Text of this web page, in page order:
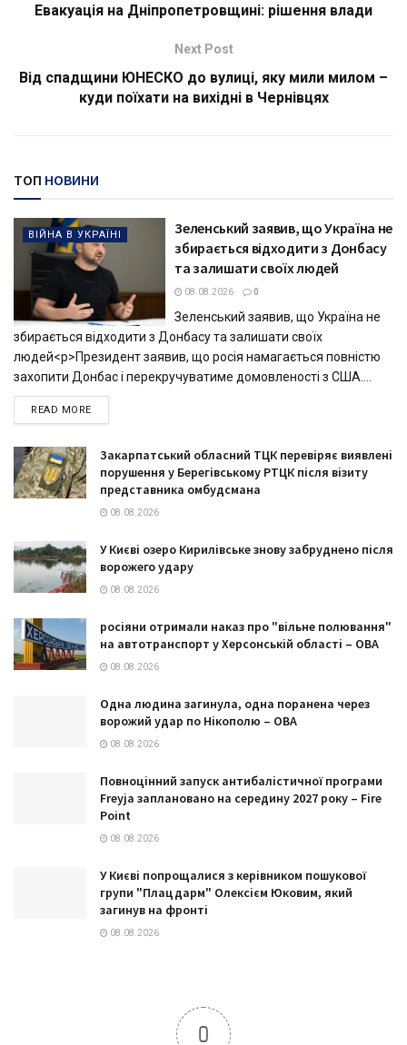
Евакуація на Дніпропетровщині: рішення влади
Next Post
Від спадщини ЮНЕСКО до вулиці, яку мили милом –
куди поїхати на вихідні в Чернівцях
ТОП НОВИНИ
ВІЙНА В УКРАЇНІ
Зеленський заявив, що Україна не
збирається відходити з Донбасу
та залишати своїх людей
08.08.2026 0
Зеленський заявив, що Україна не
збирається відходити з Донбасу та залишати своїх
людей<p>Президент заявив, що росія намагається повністю
захопити Донбас і перекручуватиме домовленості з США....
READ MOREDETAILS
Закарпатський обласний ТЦК перевіряє виявлені
порушення у Берегівському РТЦК після візиту
представника омбудсмана
08.08.2026
У Києві озеро Кирилівське знову забруднено після
ворожего удару
08.08.2026
росіяни отримали наказ про "вільне полювання"
на автотранспорт у Херсонській області – ОВА
08.08.2026
Одна людина загинула, одна поранена через
ворожий удар по Нікополю – ОВА
08.08.2026
Повноцінний запуск антибалістичної програми
Freyja заплановано на середину 2027 року – Fire
Point
08.08.2026
У Києві попрощалися з керівником пошукової
групи "Плацдарм" Олексієм Юковим, який
загинув на фронті
08.08.2026
0